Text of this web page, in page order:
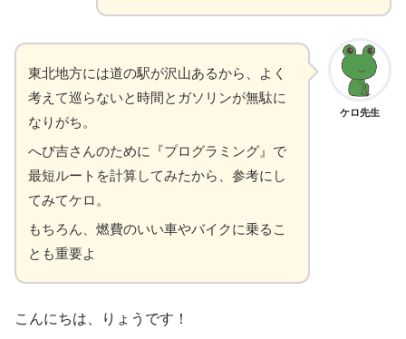
ケロ先生
東北地方には道の駅が沢山あるから、よく
考えて巡らないと時間とガソリンが無駄に
なりがち。
へび吉さんのために『プログラミング』で
最短ルートを計算してみたから、参考にし
てみてケロ。
もちろん、燃費のいい車やバイクに乗るこ
とも重要よ
こんにちは、りょうです！